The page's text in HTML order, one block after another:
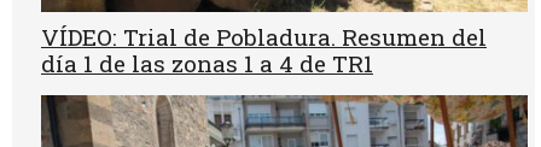
VÍDEO: Trial de Pobladura. Resumen del
día 1 de las zonas 1 a 4 de TR1